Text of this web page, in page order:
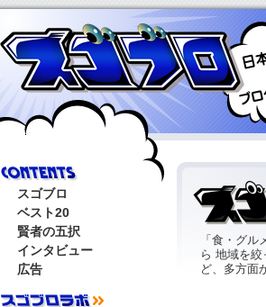
「食・グ
ら 地域を
ど、多方面
スゴブロ
ベスト20
賢者の五択
インタビュー
広告